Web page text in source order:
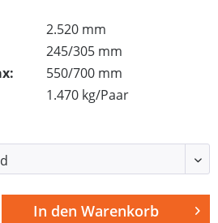
2.520 mm
245/305 mm
550/700 mm
1.470 kg/Paar
In den Warenkorb